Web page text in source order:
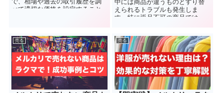
べて適切な価格を設定すること
中には商品が違うものとすり替
えられるトラブルも発生しま
す。特に返品不可の商品では、
売る 売る